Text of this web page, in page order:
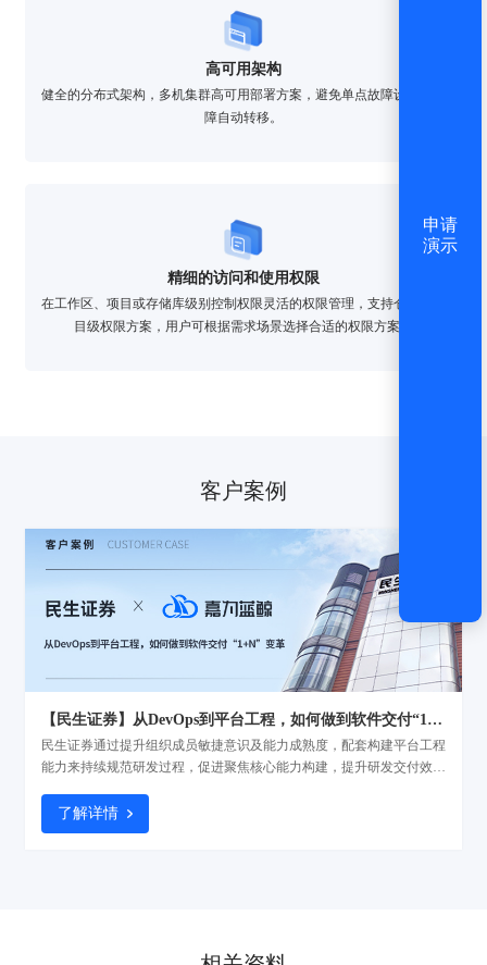
高可用架构
健全的分布式架构，多机集群高可用部署方案，避免单点故障设计，故
障自动转移。
精细的访问和使用权限
在工作区、项目或存储库级别控制权限灵活的权限管理，支持仓库和项
目级权限方案，用户可根据需求场景选择合适的权限方案。
客户案例
【民生证券】从DevOps到平台工程，如何做到软件交付“1+N”变革
民生证券通过提升组织成员敏捷意识及能力成熟度，配套构建平台工程
能力来持续规范研发过程，促进聚焦核心能力构建，提升研发交付效
心竞争力。
了解详情
申请
演示